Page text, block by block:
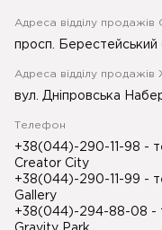
Адреса відділу продажів
просп. Берестейський
Адреса відділу
вул. Дніпровська
Телефон
+38(044)-290-11-98 -
Creator City
+38(044)-290-11-99 -
Gallery
+38(044)-294-88-08 -